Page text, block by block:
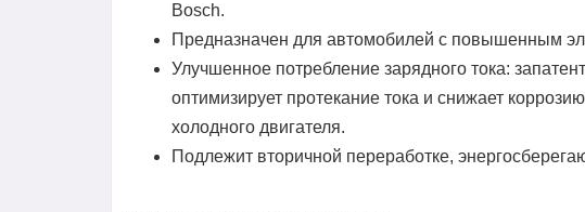
Bosch.
Предназначен для автомобилей с повышенным
Улучшенное потребление зарядного тока:
оптимизирует протекание тока и снижает
холодного двигателя.
Подлежит вторичной переработке,